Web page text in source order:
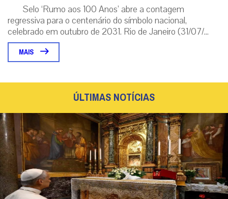
Selo ‘Rumo aos 100 Anos’ abre a contagem
regressiva para o centenário do símbolo nacional,
celebrado em outubro de 2031. Rio de Janeiro (31/07/...
MAIS
ÚLTIMAS NOTÍCIAS